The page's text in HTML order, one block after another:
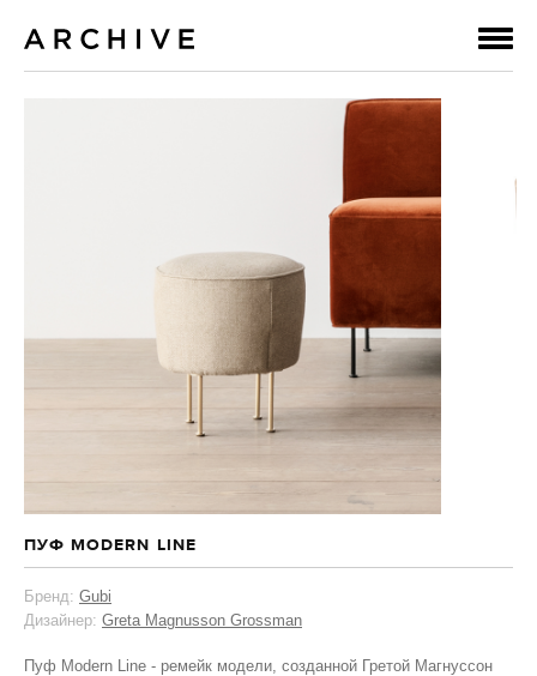
ПУФ MODERN LINE
Бренд: Gubi
Дизайнер: Greta Magnusson Grossman
Пуф Modern Line - ремейк модели, созданной Гретой Магнуссон